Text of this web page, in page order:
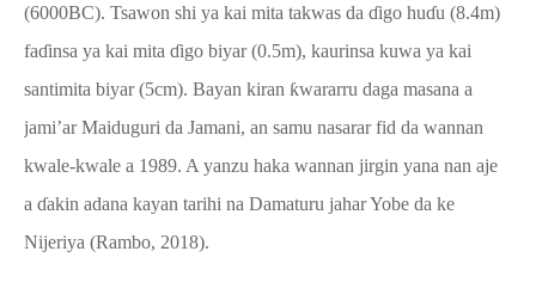
(6000BC). Tsawon shi ya kai mita takwas da ɗigo huɗu (8.4m)
faɗinsa ya kai mita ɗigo biyar (0.5m), kaurinsa kuwa ya kai
santimita biyar (5cm). Bayan kiran ƙwararru daga masana a
jami’ar Maiduguri da Jamani, an samu nasarar fid da wannan
kwale-kwale a 1989. A yanzu haka wannan jirgin yana nan aje
a ɗakin adana kayan tarihi na Damaturu jahar Yobe da ke
Nijeriya (Rambo, 2018).